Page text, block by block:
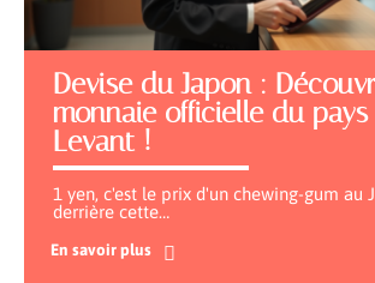
Devise du Japon :
monnaie officielle du
Levant !
1 yen, c'est le prix d'un chewing-gum au
derrière cette…
En savoir plus